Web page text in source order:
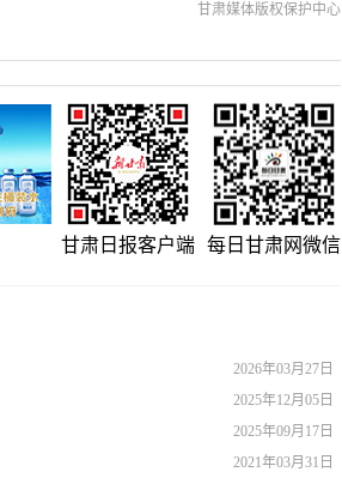
甘肃媒体版权保护中心
甘肃日报客户端 每日甘肃网微信
2026年03月27日
2025年12月05日
2025年09月17日
2021年03月31日